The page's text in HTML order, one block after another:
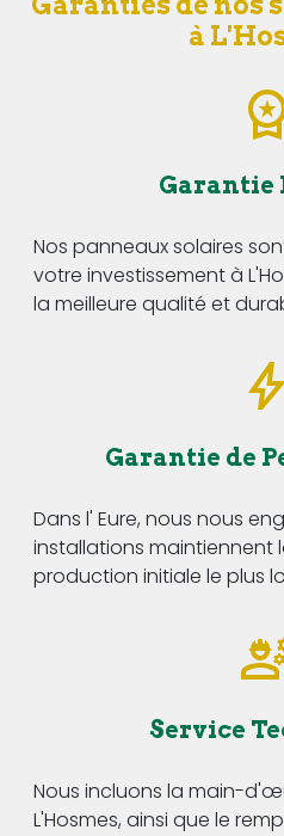
à
Garantie
Nos panneaux solaires
votre investissement à
la meilleure qualité et
Garantie de
Dans l' Eure, nous nous
installations maintiennent
production initiale le plus
Service
Nous incluons la main-
L'Hosmes, ainsi que le